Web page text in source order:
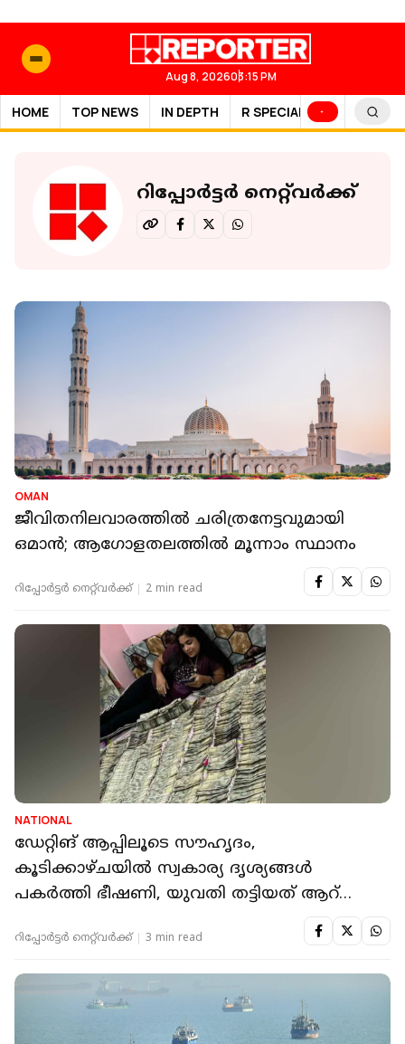
Aug 8, 202603:15 PM
HOME TOP NEWS IN DEPTH R SPECIAL SPORTS
റിപ്പോർട്ടർ നെറ്റ്‌വര്‍ക്ക്‌
OMAN
ജീവിതനിലവാരത്തിൽ ചരിത്രനേട്ടവുമായി
ഒമാൻ; ആഗോളതലത്തിൽ മൂന്നാം സ്ഥാനം
റിപ്പോർട്ടർ നെറ്റ്‌വര്‍ക്ക്‌ 2 min read
NATIONAL
ഡേറ്റിങ് ആപ്പിലൂടെ സൗഹൃദം,
കൂടിക്കാഴ്ചയില്‍ സ്വകാര്യ ദൃശ്യങ്ങള്‍
പകര്‍ത്തി ഭീഷണി, യുവതി തട്ടിയത് ആറ്
റിപ്പോർട്ടർ നെറ്റ്‌വര്‍ക്ക്‌ 3 min read